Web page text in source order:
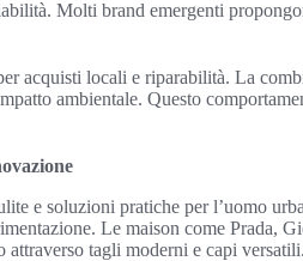
Molti brand emergenti
acquisti locali e riparabilità. La
ambientale. Questo
e soluzioni pratiche per l’uomo
Le maison come Prada,
tagli moderni e capi versatili.